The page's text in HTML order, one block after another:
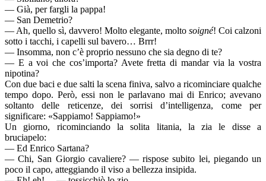
— Già, per fargli la pappa!
— San Demetrio?
— Ah, quello sì, davvero! Molto elegante, molto soigné! Coi calzoni
sotto i tacchi, i capelli sul bavero… Brrr!
— Insomma, non c’è proprio nessuno che sia degno di te?
— E a voi che cos’importa? Avete fretta di mandar via la vostra
nipotina?
Con due baci e due salti la scena finiva, salvo a ricominciare qualche
tempo dopo. Però, essi non le parlavano mai di Enrico; avevano
soltanto delle reticenze, dei sorrisi d’intelligenza, come per
significare: «Sappiamo! Sappiamo!»
Un giorno, ricominciando la solita litania, la zia le disse a
bruciapelo:
— Ed Enrico Sartana?
— Chi, San Giorgio cavaliere? — rispose subito lei, piegando un
poco il capo, atteggiando il viso a bellezza insipida.